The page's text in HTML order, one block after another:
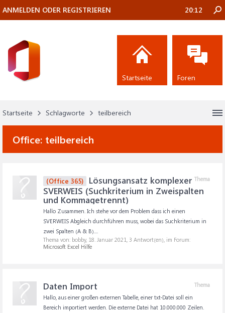
Startseite Schlagworte teilbereich
Office: teilbereich
Thema
(Office 365)
Lösungsansatz komplexer
SVERWEIS (Suchkriterium in Zweispalten
und Kommagetrennt)
Hallo Zusammen. Ich stehe vor dem Problem dass ich einen
SVERWEIS Abgleich durchführen muss, wobei das Suchkriterium in
zwei Spalten (A & B)....
Thema von: bobby, 18. Januar 2021, 3 Antwort(en), im Forum:
Microsoft Excel Hilfe
Thema
Daten Import
Hallo, aus einer großen externen Tabelle, einer txt-Datei soll ein
Bereich importiert werden. Die externe Datei hat 10.000.000 Zeilen.
ANMELDEN ODER REGISTRIEREN 20:12
Startseite Foren